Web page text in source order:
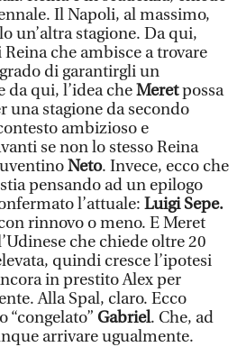
Il Napoli, al massimo,
un’altra stagione. Da qui,
che ambisce a trovare
di garantirgli un
da qui, l’idea cheMeretpossa
una stagione da secondo
ambizioso e
se non lo stesso Reina
Neto. Invece, ecco che
pensando ad un epilogo
l’attuale: Luigi Sepe.
rinnovo o meno. E Meret
che chiede oltre 20
quindi cresce l’ipotesi
in prestito Alex per
Alla Spal, claro. Ecco
“congelato” Gabriel. Che, ad
arrivare ugualmente.